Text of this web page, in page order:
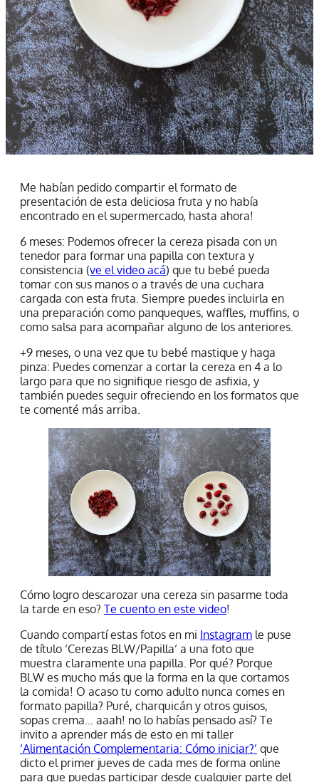
Me habían pedido compartir el formato de
presentación de esta deliciosa fruta y no había
encontrado en el supermercado, hasta ahora!
6 meses: Podemos ofrecer la cereza pisada con un
tenedor para formar una papilla con textura y
consistencia (ve el video acá) que tu bebé pueda
tomar con sus manos o a través de una cuchara
cargada con esta fruta. Siempre puedes incluirla en
una preparación como panqueques, waffles, muffins, o
como salsa para acompañar alguno de los anteriores.
+9 meses, o una vez que tu bebé mastique y haga
pinza: Puedes comenzar a cortar la cereza en 4 a lo
largo para que no signifique riesgo de asfixia, y
también puedes seguir ofreciendo en los formatos que
te comenté más arriba.
Cómo logro descarozar una cereza sin pasarme toda
la tarde en eso? Te cuento en este video!
Cuando compartí estas fotos en mi Instagram le puse
de título ‘Cerezas BLW/Papilla’ a una foto que
muestra claramente una papilla. Por qué? Porque
BLW es mucho más que la forma en la que cortamos
la comida! O acaso tu como adulto nunca comes en
formato papilla? Puré, charquicán y otros guisos,
sopas crema… aaah! no lo habías pensado así? Te
invito a aprender más de esto en mi taller
‘Alimentación Complementaria: Cómo iniciar?’ que
dicto el primer jueves de cada mes de forma online
para que puedas participar desde cualquier parte del